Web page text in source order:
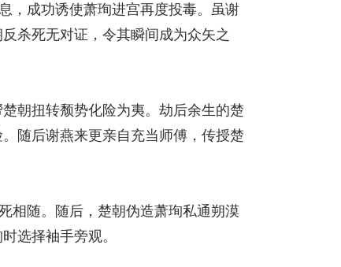
，成功诱使萧珣进宫再度投毒。虽谢
杀死无对证，令其瞬间成为众矢之
朝扭转颓势化险为夷。劫后余生的楚
随后谢燕来更亲自充当师傅，传授楚
相随。随后，楚朝伪造萧珣私通朔漠
选择袖手旁观。